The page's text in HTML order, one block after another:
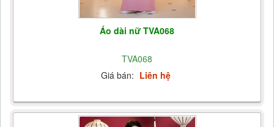
Áo dài nữ TVA068
TVA068
Giá bán: Liên hệ